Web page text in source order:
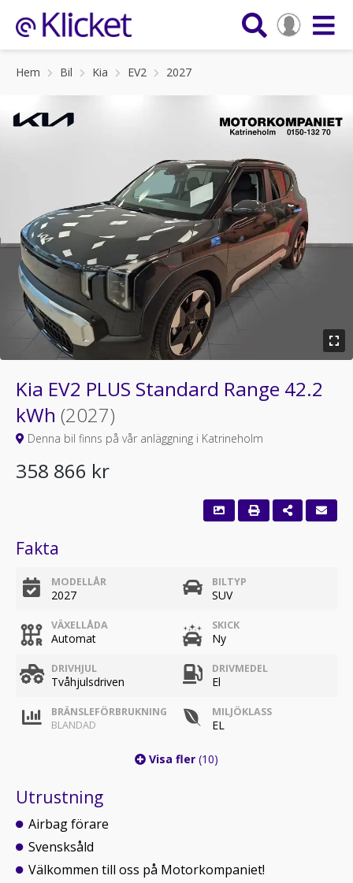
Hem Bil Kia EV2 2027
Kia EV2 PLUS Standard Range 42.2
kWh (2027)
Denna bil finns på vår anläggning i Katrineholm
358 866 kr
Fakta
MODELLÅR
2027
BILTYP
SUV
VÄXELLÅDA
Automat
SKICK
Ny
DRIVHJUL
Tvåhjulsdriven
DRIVMEDEL
El
BRÄNSLEFÖRBRUKNING
BLANDAD
MILJÖKLASS
EL
Visa fler (10)
Utrustning
Airbag förare
Svensksåld
Välkommen till oss på Motorkompaniet!